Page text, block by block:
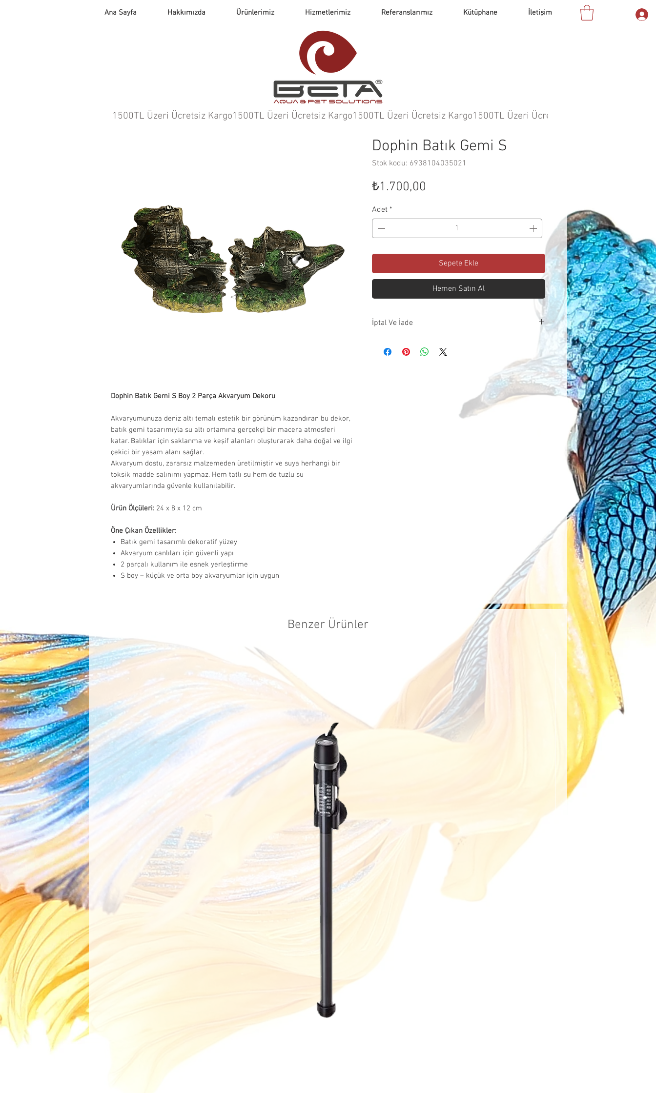
Ana Sayfa Hakkımızda Ürünlerimiz Hizmetlerimiz Referanslarımız Kütüphane İletişim
1500TL Üzeri Ücretsiz Kargo
Dophin Batık Gemi S Boy 2 Parça Akvaryum Dekoru
Akvaryumunuza deniz altı temalı estetik bir görünüm kazandıran bu dekor,
batık gemi tasarımıyla su altı ortamına gerçekçi bir macera atmosferi
katar. Balıklar için saklanma ve keşif alanları oluşturarak daha doğal ve ilgi
çekici bir yaşam alanı sağlar.
Akvaryum dostu, zararsız malzemeden üretilmiştir ve suya herhangi bir
toksik madde salınımı yapmaz. Hem tatlı su hem de tuzlu su
akvaryumlarında güvenle kullanılabilir.
Ürün Ölçüleri: 24 x 8 x 12 cm
Öne Çıkan Özellikler:
Batık gemi tasarımlı dekoratif yüzey
Akvaryum canlıları için güvenli yapı
2 parçalı kullanım ile esnek yerleştirme
S boy – küçük ve orta boy akvaryumlar için uygun
Dophin Batık Gemi S
Stok kodu: 6938104035021
₺1.700,00
Adet *
Sepete Ekle
Hemen Satın Al
İptal Ve İade
önce iptal edilebilir. İptal talebinizi ilettiğinizde
ödemeniz aynı gün içinde işlenerek iade edilir.
İade edilecek ürünlerin kullanılmamış, hasar
görmemiş ve eksiksiz olması gerekmektedir.
Orijinal ambalajı bozulmuş, tekrar satışa
Onaylanan iadelerde, ürün tarafımıza
ulaştıktan sonra 14 gün içinde ödemeniz
işlendikten sonra kullanmış olduğunuz
ödeme yöntemine geri yapılacaktır.
Cayma hakkı kapsamında yapılan
iadelerde, satıcının belirttiği kargo
firmaları kullanıldığında kargo ücreti
tarafımızca karşılanır. Aksi takdirde, kargo
ücreti müşteriye aittir.
Benzer Ürünler